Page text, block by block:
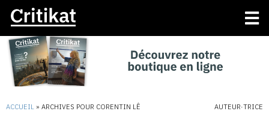
ACCUEIL » ARCHIVES POUR CORENTIN LÊ AUTEUR·TRICE